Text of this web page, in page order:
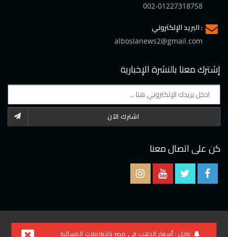
عاجل :أسعار الذهب في مصر بالتعاملات المسائية
002-01227318758
البريد الإلكتروني :
alboslanews2@gmail.com
إشترك معنا بالنشرة الإخبارية
اشترك الآن
كن على اتصال معنا
2021 © جميع الحقوق محفوظة لموقع البوصلة